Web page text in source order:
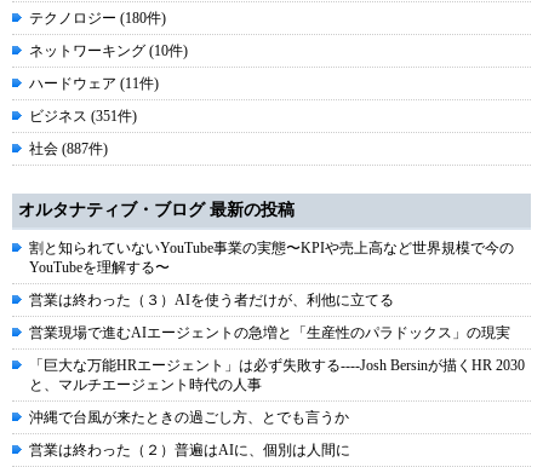
テクノロジー (180件)
ネットワーキング (10件)
ハードウェア (11件)
ビジネス (351件)
社会 (887件)
オルタナティブ・ブログ 最新の投稿
割と知られていないYouTube事業の実態〜KPIや売上高など世界規模で今の
YouTubeを理解する〜
営業は終わった（３）AIを使う者だけが、利他に立てる
営業現場で進むAIエージェントの急増と「生産性のパラドックス」の現実
「巨大な万能HRエージェント」は必ず失敗する----Josh Bersinが描くHR 2030
と、マルチエージェント時代の人事
沖縄で台風が来たときの過ごし方、とでも言うか
営業は終わった（２）普遍はAIに、個別は人間に